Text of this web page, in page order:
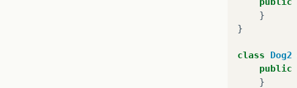
}
}
class Dog2
public
}